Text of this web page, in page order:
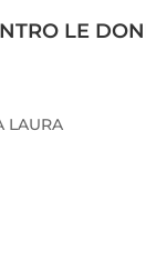
LE
LAURA